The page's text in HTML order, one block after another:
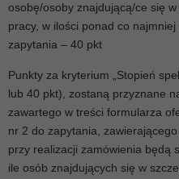
osobę/osoby znajdującą/ce się
pracy, w ilości ponad co
zapytania – 40 pkt
Punkty za kryterium „Stopień
lub 40 pkt), zostaną przyznane
zawartego w treści formularza
nr 2 do zapytania,
przy realizacji zamówienia będą
ile osób znajdujących się w